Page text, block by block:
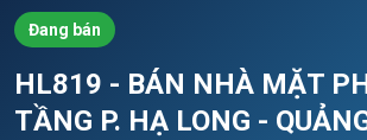
Đang bán
HL819 - BÁN NHÀ MẶT
TẦNG P. HẠ LONG -